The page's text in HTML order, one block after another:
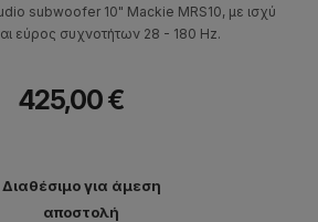
subwoofer 10" Mackie MRS10, με ισχύ
εύρος συχνοτήτων 28 - 180 Hz.
425,00 €
Διαθέσιμο για άμεση
αποστολή